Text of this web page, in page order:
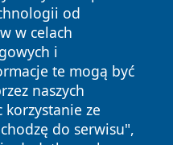
od
w celach
i
te mogą być
naszych
ze
do serwisu",
Wszystkie prawa
Polityka
Cookies